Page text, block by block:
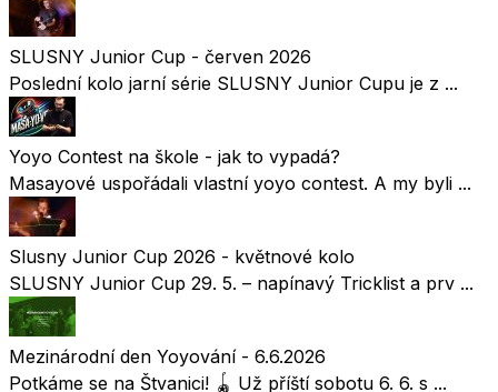
SLUSNY Junior Cup - červen 2026
Poslední kolo jarní série SLUSNY Junior Cupu je z ...
Yoyo Contest na škole - jak to vypadá?
Masayové uspořádali vlastní yoyo contest. A my byli ...
Slusny Junior Cup 2026 - květnové kolo
SLUSNY Junior Cup 29. 5. – napínavý Tricklist a prv ...
Mezinárodní den Yoyování - 6.6.2026
Potkáme se na Štvanici! 🪀 Už příští sobotu 6. 6. s ...